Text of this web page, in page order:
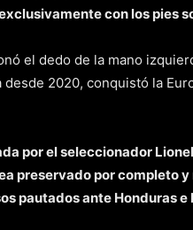
con los pies
el dedo de la mano
2020, conquistó la
por el seleccionador
preservado por completo
pautados ante Honduras e